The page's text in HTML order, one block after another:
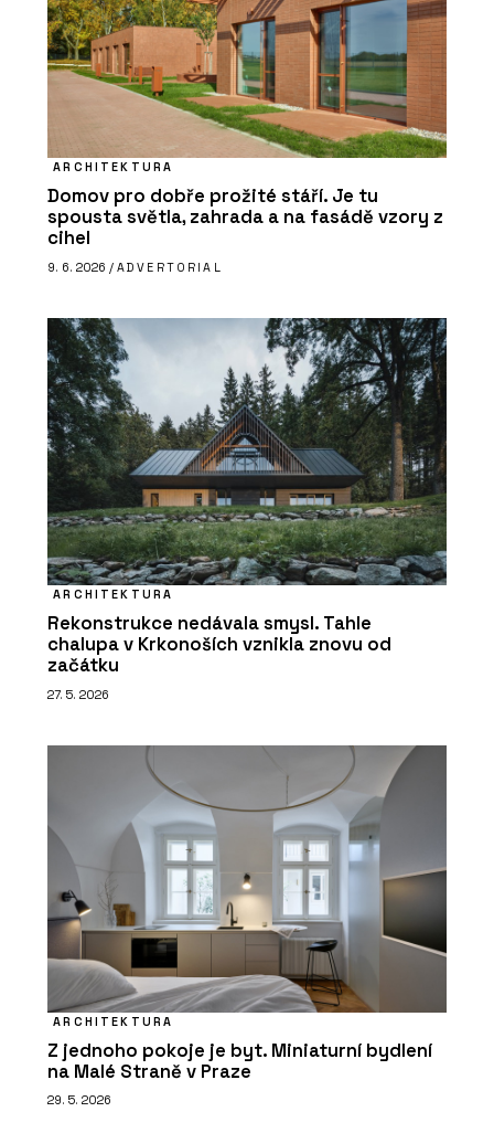
ARCHITEKTURA
Domov pro dobře prožité stáří. Je tu
spousta světla, zahrada a na fasádě vzory z
cihel
9. 6. 2026 / ADVERTORIAL
ARCHITEKTURA
Rekonstrukce nedávala smysl. Tahle
chalupa v Krkonoších vznikla znovu od
začátku
27. 5. 2026
ARCHITEKTURA
Z jednoho pokoje je byt. Miniaturní bydlení
na Malé Straně v Praze
29. 5. 2026